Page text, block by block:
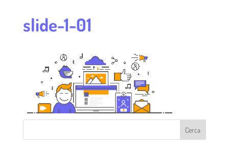
slide-1-01